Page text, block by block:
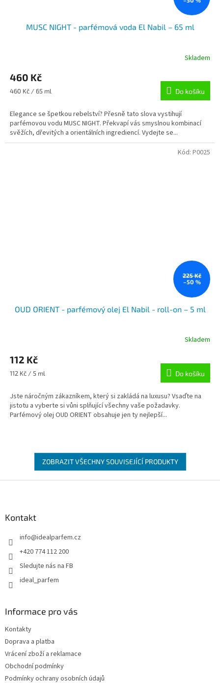
MUSC NIGHT - parfémová voda El Nabil – 65 ml
Skladem
460 Kč
Měrná
460 Kč / 65 ml Do košíku
Elegance se špetkou rebelství? Přesně tato slova vystihují
parfémovou vodu MUSC NIGHT. Překvapí vás smyslnou kombinací
svěžích, dřevitých a orientálních ingrediencí. Vydejte se...
225 Kč
–50 %
OUD ORIENT - parfémový olej El Nabil - roll-on – 5 ml
Skladem
112 Kč
Měrná
112 Kč / 5 ml Do košíku
Jste náročným zákazníkem, který si zakládá na luxusu? Vsaďte na
jistotu a vyberte si vůni splňující všechny vaše požadavky.
Parfémový olej OUD ORIENT obsahuje jen ty nejlepší...
Kód: P0025
ZOBRAZIT VŠECHNY SOUVISEJÍCÍ PRODUKTY
Kontakt
info@idealparfem.cz
+420 774 112 200
Sledujte nás na FB
ideal_parfem
Informace pro vás
Kontakty
Doprava a platba
Vrácení zboží a reklamace
Obchodní podmínky
Podmínky ochrany osobních údajů